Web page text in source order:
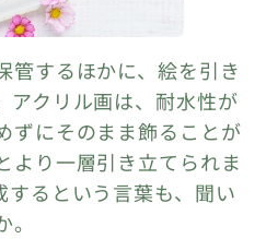
管するほかに、絵を引き
アクリル画は、耐水性が
ずにそのまま飾ることが
より一層引き立てられま
するという言葉も、聞い